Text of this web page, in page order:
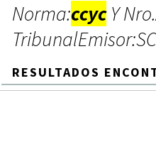
Norma:ccycY
RESULTADOS